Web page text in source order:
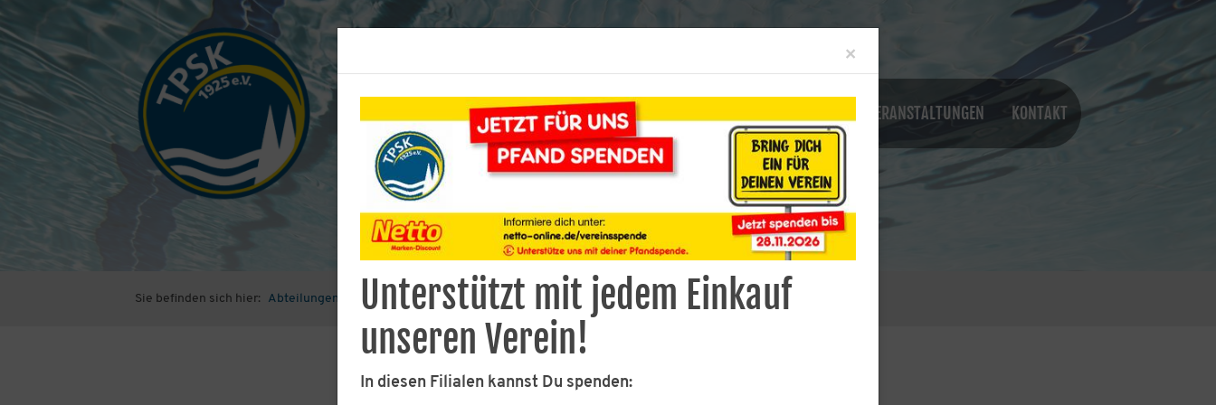
VEREIN AKTUELLES VERANSTALTUNGEN KONTAKT
Sie befinden sich hier: Abteilungen Schwimmen Baderegeln
×
Unterstützt mit jedem Einkauf
unseren Verein!
In diesen Filialen kannst Du spenden: